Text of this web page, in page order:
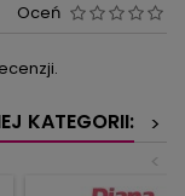
Oceń
KATEGORII:
>
<